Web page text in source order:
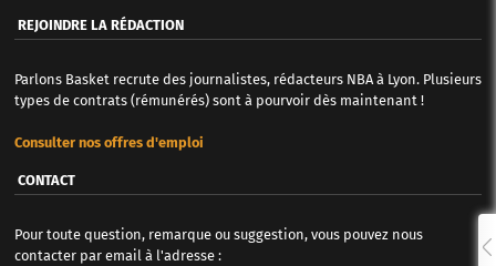
REJOINDRE LA RÉDACTION
Parlons Basket recrute des journalistes, rédacteurs NBA à Lyon. Plusieurs
types de contrats (rémunérés) sont à pourvoir dès maintenant !
Consulter nos offres d'emploi
CONTACT
Pour toute question, remarque ou suggestion, vous pouvez nous
contacter par email à l'adresse :